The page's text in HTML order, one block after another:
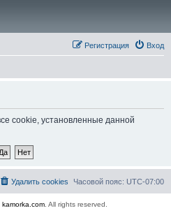
Вход
Регистрация
cookie, установленные данной
Часовой пояс: UTC-07:00
Удалить cookies
kamorka.com. All rights reserved.